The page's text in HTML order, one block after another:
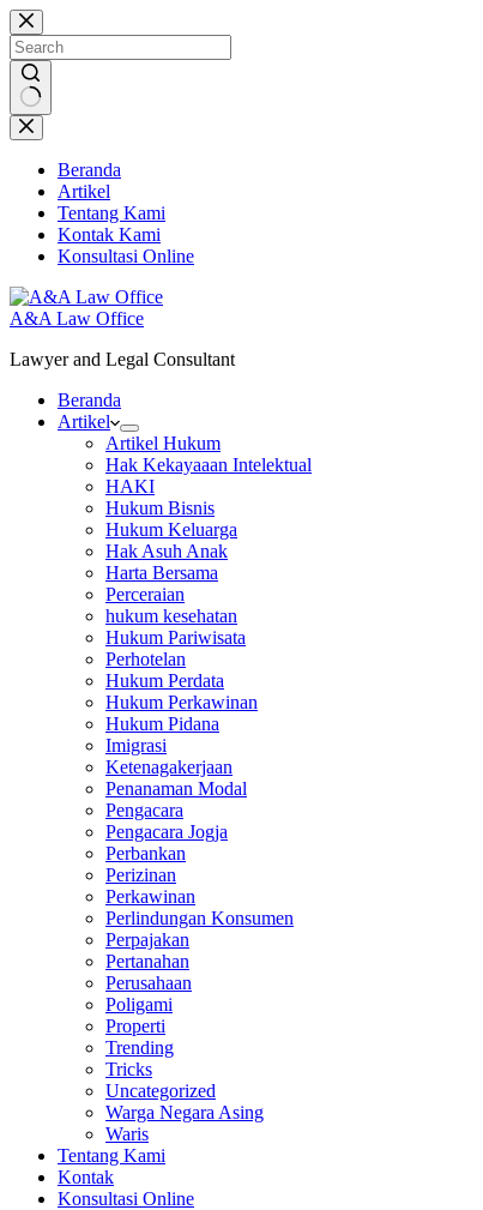
Skip
to
content
No
results
Beranda
Artikel
Tentang Kami
Kontak Kami
Konsultasi Online
A&A Law Office
Lawyer and Legal Consultant
Beranda
Artikel
Artikel Hukum
Hak Kekayaaan Intelektual
HAKI
Hukum Bisnis
Hukum Keluarga
Hak Asuh Anak
Harta Bersama
Perceraian
hukum kesehatan
Hukum Pariwisata
Perhotelan
Hukum Perdata
Hukum Perkawinan
Hukum Pidana
Imigrasi
Ketenagakerjaan
Penanaman Modal
Pengacara
Pengacara Jogja
Perbankan
Perizinan
Perkawinan
Perlindungan Konsumen
Perpajakan
Pertanahan
Perusahaan
Poligami
Properti
Trending
Tricks
Uncategorized
Warga Negara Asing
Waris
Tentang Kami
Kontak
Konsultasi Online